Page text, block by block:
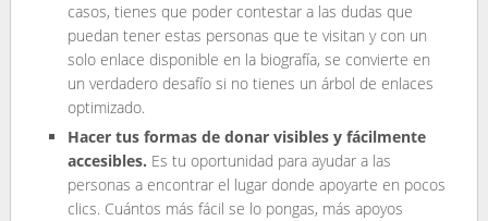
casos, tienes que poder contestar a las dudas que
puedan tener estas personas que te visitan y con un
solo enlace disponible en la biografía, se convierte en
un verdadero desafío si no tienes un árbol de enlaces
optimizado.
Hacer tus formas de donar visibles y fácilmente
accesibles. Es tu oportunidad para ayudar a las
personas a encontrar el lugar donde apoyarte en pocos
clics. Cuántos más fácil se lo pongas, más apoyos